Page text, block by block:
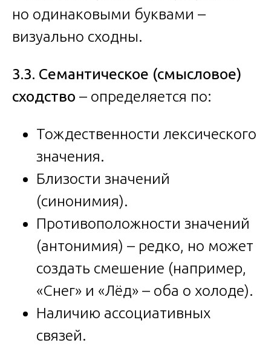
но одинаковыми буквами –
визуально сходны.
3.3. Семантическое (смысловое)
сходство – определяется по:
Тождественности лексического
значения.
Близости значений
(синонимия).
Противоположности значений
(антонимия) – редко, но может
создать смешение (например,
«Снег» и «Лёд» – оба о холоде).
Наличию ассоциативных
связей.